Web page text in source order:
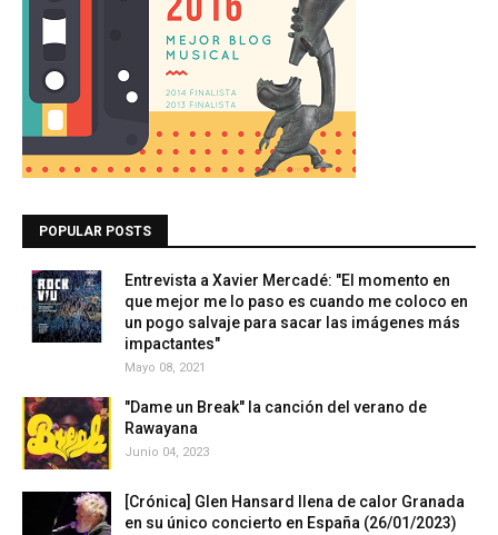
POPULAR POSTS
Entrevista a Xavier Mercadé: "El momento en
que mejor me lo paso es cuando me coloco en
un pogo salvaje para sacar las imágenes más
impactantes"
Mayo 08, 2021
"Dame un Break" la canción del verano de
Rawayana
Junio 04, 2023
[Crónica] Glen Hansard llena de calor Granada
en su único concierto en España (26/01/2023)